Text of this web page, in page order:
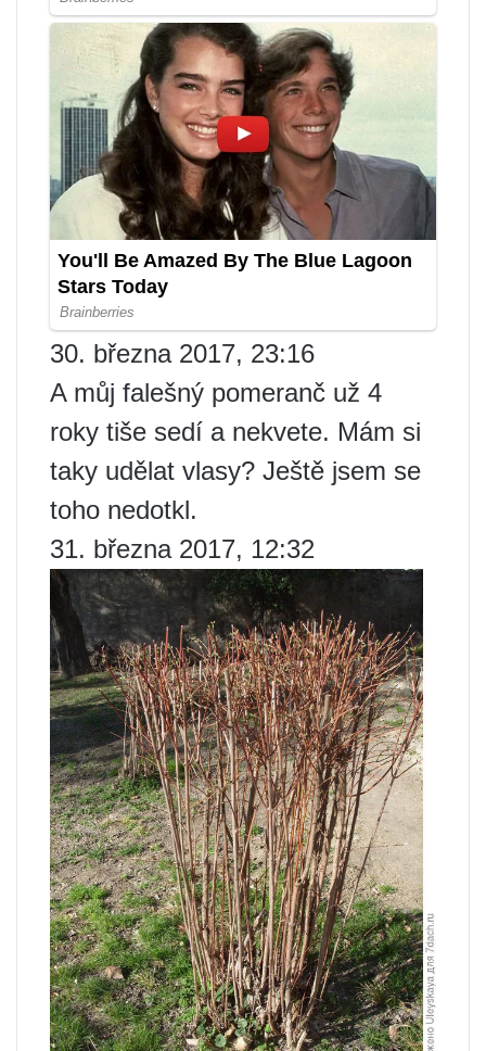
30. března 2017, 23:16
A můj falešný pomeranč už 4
roky tiše sedí a nekvete. Mám si
taky udělat vlasy? Ještě jsem se
toho nedotkl.
31. března 2017, 12:32